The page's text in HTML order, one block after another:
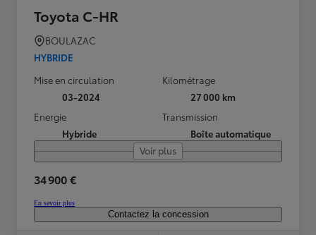
Toyota C-HR
BOULAZAC
HYBRIDE
Mise en circulation
03-2024
Kilométrage
27 000 km
Energie
Hybride
Transmission
Boîte automatique
Voir plus
34 900 €
En savoir plus
Contactez la concession